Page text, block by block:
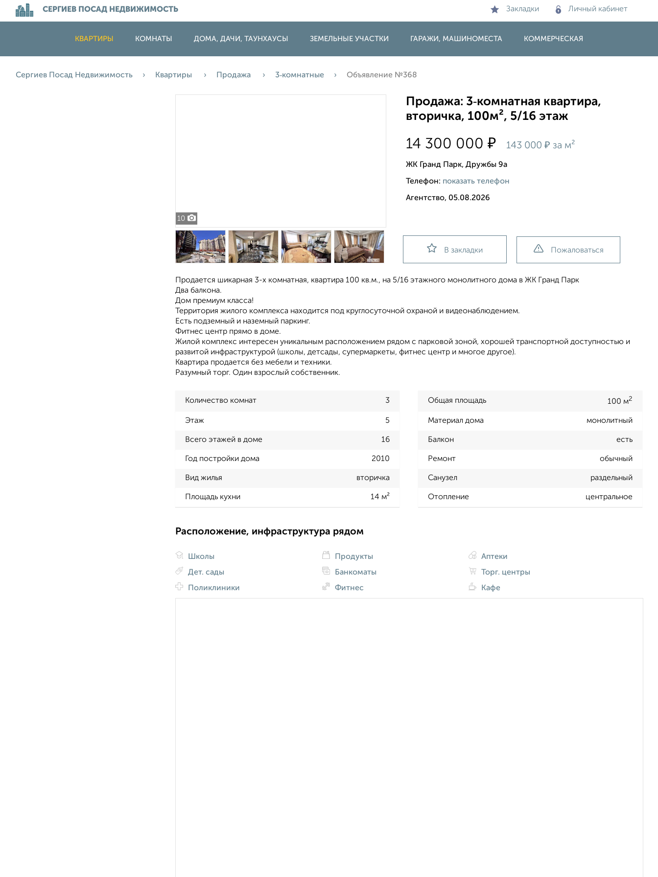
СЕРГИЕВ ПОСАД НЕДВИЖИМОСТЬ Закладки Личный кабинет
КВАРТИРЫ КОМНАТЫ ДОМА, ДАЧИ, ТАУНХАУСЫ ЗЕМЕЛЬНЫЕ УЧАСТКИ ГАРАЖИ, МАШИНОМЕСТА КОММЕРЧЕСКАЯ
Сергиев Посад Недвижимость Квартиры Продажа 3‑комнатные Объявление №368
10
Продажа: 3‑комнатная квартира,
вторичка, 100м², 5/16 этаж
14 300 000₽ 143 000₽ за м²
ЖК Гранд Парк, Дружбы 9а
Телефон: показать телефон
Агентство, 05.08.2026
В закладки Пожаловаться
Пpoдаетcя шикарная 3-х комнатная, кваpтирa 100 кв.м., на 5/16 этажного монолитного дома в ЖK Гpанд Парк
Два балкона.
Дом премиум класса!
Территория жилого комплекса находится под круглосуточной охраной и видеонаблюдением.
Есть подземный и наземный паркинг.
Фитнес центр прямо в доме.
Жилой комплекс интересен уникальным расположением рядом с парковой зоной, хорошей транспортной доступностью и
развитой инфраструктурой (школы, детсады, супермаркеты, фитнес центр и многое другое).
Квартира продается без мебели и техники.
Разумный торг. Один взрослый собственник.
Количество комнат 3 Общая площадь 100 м2
Этаж 5 Материал дома монолитный
Всего этажей в доме 16 Балкон есть
Год постройки дома 2010 Ремонт обычный
Вид жилья вторичка Санузел раздельный
Площадь кухни 14 м² Отопление центральное
Расположение, инфраструктура рядом
Школы
Дет. сады
Поликлиники
Продукты
Банкоматы
Фитнес
Аптеки
Торг. центры
Кафе